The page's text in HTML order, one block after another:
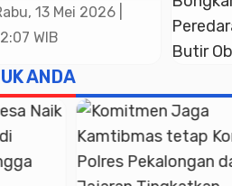
di
Diduga
Pribadi
13 Mei 2026 |
WIB
ANDA